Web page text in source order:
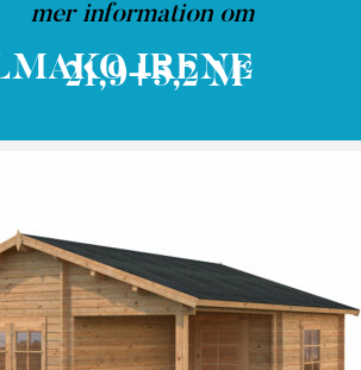
mer information om
IRENE
21,9+5,2 M²